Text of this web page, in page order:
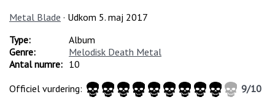
Metal Blade · Udkom 5. maj 2017
Type:
Album
Genre:
Melodisk Death Metal
Antal numre: 10
Officiel vurdering:
9/10